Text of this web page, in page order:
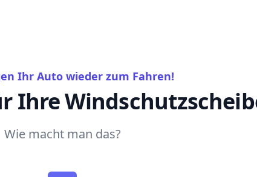
Ihr Auto wieder zum Fahren!
Ihre
Wie macht man das?